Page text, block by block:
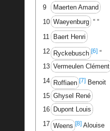
9 Maerten Amand
10 Waeyenburg “ “
11 Baert Henri
12 Ryckebusch [6] “
13 Vermeulen Clément
14 Roffiaen [7] Benoit
15 Ghysel René
16
Dupont Louis
17 Weens [8] Alouise